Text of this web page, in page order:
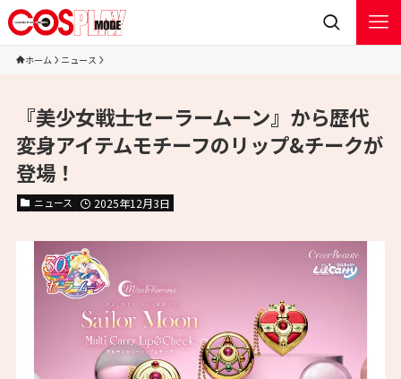
ホーム ニュース
『美少女戦士セーラームーン』から歴代
変身アイテムモチーフのリップ&チークが
登場！
ニュース 2025年12月3日